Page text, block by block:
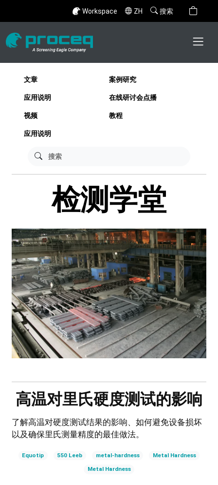
Workspace ZH 搜索
文章 案例研究
应用说明 在线研讨会点播
视频 教程
应用说明
检测学堂
高温对里氏硬度测试的影响
了解高温对硬度测试结果的影响、如何避免设备损坏
以及确保里氏测量精度的最佳做法。
Equotip 550 Leeb metal-hardness Metal Hardness
Metal Hardness